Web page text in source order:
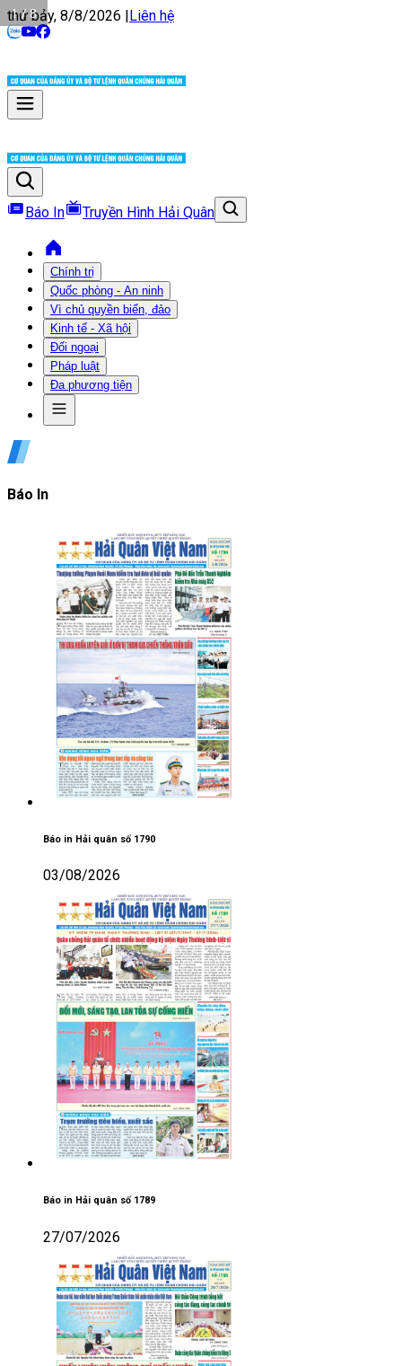
thứ bảy, 8/8/2026 |Liên hệ
Báo In Truyền Hình Hải Quân
Chính trị
Quốc phòng - An ninh
Vì chủ quyền biển, đảo
Kinh tế - Xã hội
Đối ngoại
Pháp luật
Đa phương tiện
Báo In
Báo in Hải quân số 1790
03/08/2026
Báo in Hải quân số 1789
27/07/2026
1 / 8